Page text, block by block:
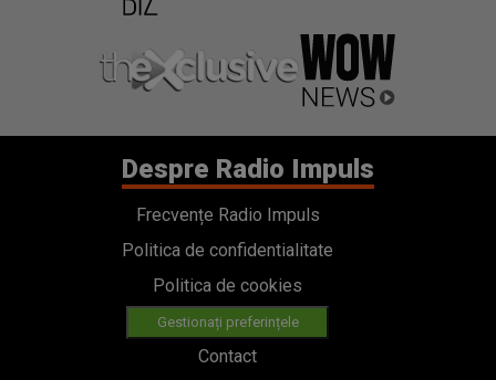
Despre Radio Impuls
Frecvențe Radio Impuls
Politica de confidentialitate
Politica de cookies
Gestionați preferințele
Contact